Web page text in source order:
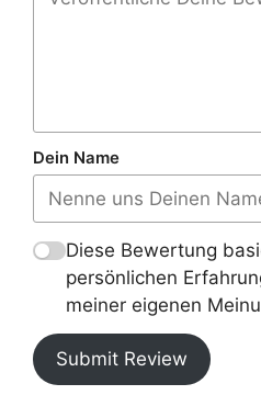
Dein Name
Diese Bewertung
persönlichen
meiner eigenen
Submit Review